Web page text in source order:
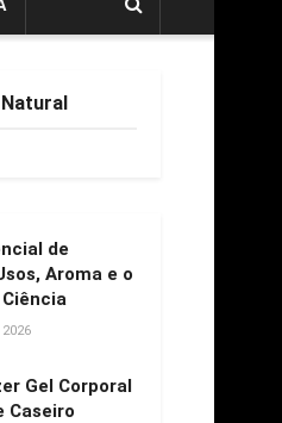
de
Aroma e o
Ciência
Gel Corporal
Caseiro